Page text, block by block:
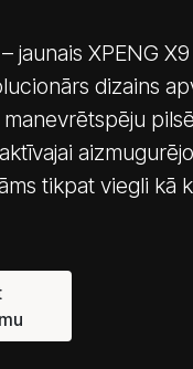
jaunais XPENG
dizains
tikpat viegli kā